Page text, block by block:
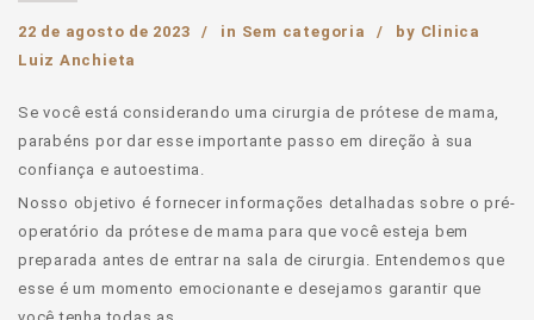
22 de agosto de 2023 in Sem categoria by Clinica
Luiz Anchieta
Se você está considerando uma cirurgia de prótese de mama,
parabéns por dar esse importante passo em direção à sua
confiança e autoestima.
Nosso objetivo é fornecer informações detalhadas sobre o pré-
operatório da prótese de mama para que você esteja bem
preparada antes de entrar na sala de cirurgia. Entendemos que
esse é um momento emocionante e desejamos garantir que